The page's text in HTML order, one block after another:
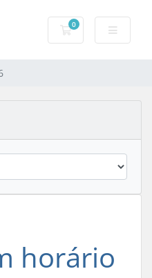
0
Carrinho de
horário